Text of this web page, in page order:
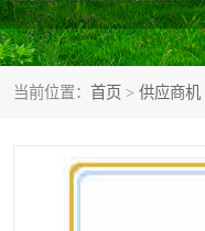
当前位置： 首页 > 供应商机
白蚁防治服务
昆明灭老鼠